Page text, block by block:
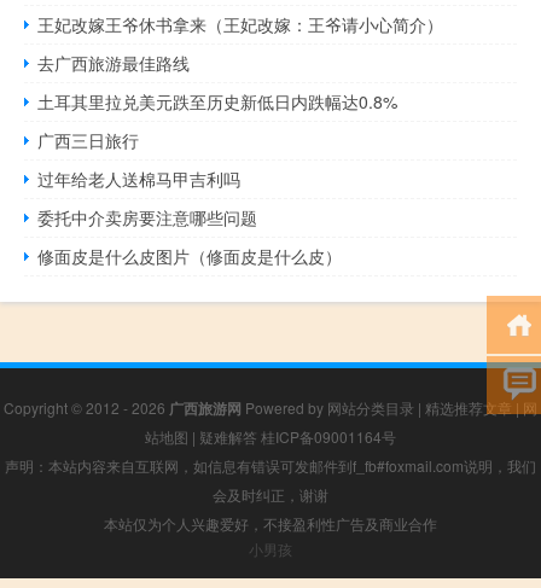
王妃改嫁王爷休书拿来（王妃改嫁：王爷请小心简介）
去广西旅游最佳路线
土耳其里拉兑美元跌至历史新低日内跌幅达0.8%
广西三日旅行
过年给老人送棉马甲吉利吗
委托中介卖房要注意哪些问题
修面皮是什么皮图片（修面皮是什么皮）
Copyright © 2012 - 2026 广西旅游网 Powered by 网站分类目录 | 精选推荐文章| 网
站地图 | 疑难解答 桂ICP备09001164号
声明：本站内容来自互联网，如信息有错误可发邮件到f_fb#foxmail.com说明，我们
会及时纠正，谢谢
本站仅为个人兴趣爱好，不接盈利性广告及商业合作
小男孩